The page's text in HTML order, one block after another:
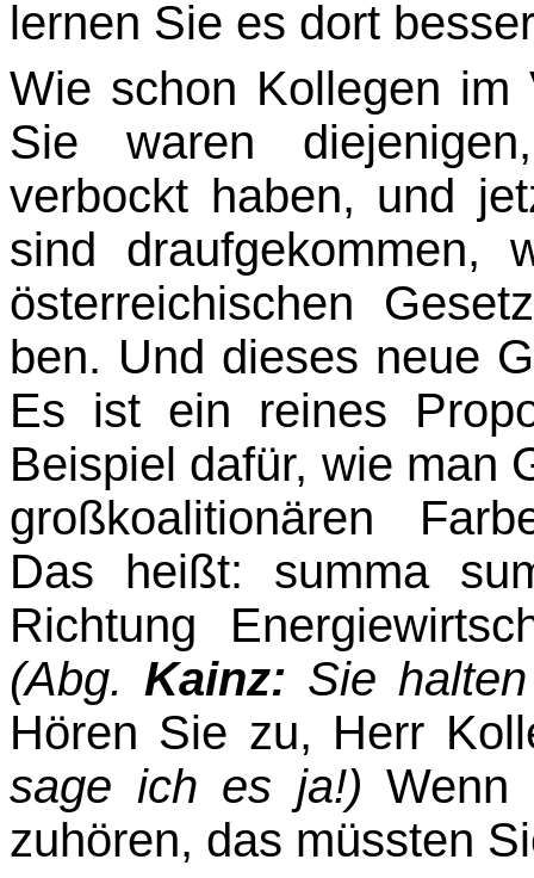
lernen Sie es dort
Wie schon Kollegen im
Sie waren
verbockt haben, und
sind draufgekom­men,
österreichischen
ben. Und dieses neue
Es ist ein reines
Beispiel dafür, wie man
großkoalitio­nären
Das heißt: summa
Richtung
(Abg. Kainz: Sie
Hören Sie zu, Herr
sage ich es ja!) Wenn
zuhören, das müssten